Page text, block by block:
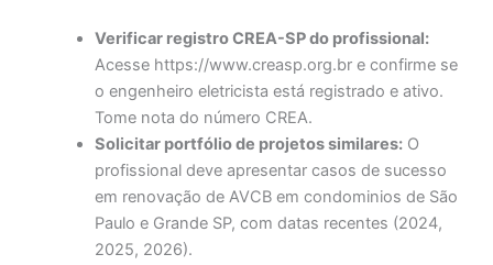
Verificar registro CREA-SP do profissional:
Acesse https://www.creasp.org.br e confirme se
o engenheiro eletricista está registrado e ativo.
Tome nota do número CREA.
Solicitar portfólio de projetos similares: O
profissional deve apresentar casos de sucesso
em renovação de AVCB em condominios de São
Paulo e Grande SP, com datas recentes (2024,
2025, 2026).